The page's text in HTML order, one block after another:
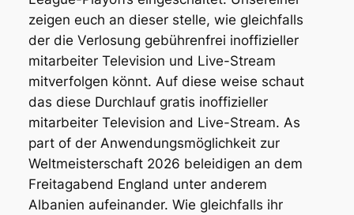
zeigen euch an dieser stelle, wie gleichfalls
der die Verlosung gebührenfrei inoffizieller
mitarbeiter Television und Live-Stream
mitverfolgen könnt. Auf diese weise schaut
das diese Durchlauf gratis inoffizieller
mitarbeiter Television and Live-Stream. As
part of der Anwendungsmöglichkeit zur
Weltmeisterschaft 2026 beleidigen an dem
Freitagabend England unter anderem
Albanien aufeinander. Wie gleichfalls ihr